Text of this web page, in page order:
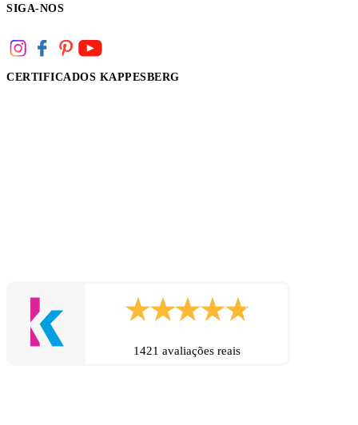
SIGA-NOS
CERTIFICADOS KAPPESBERG
1421 avaliações reais